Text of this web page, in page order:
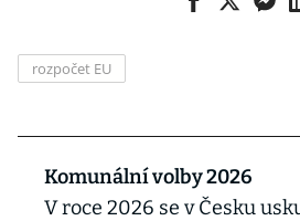
rozpočet EU
Komunální volby 2026
V roce 2026 se v Česku